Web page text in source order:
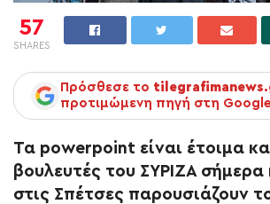
57
SHARES
Πρόσθεσε το
προτιμώμενη πηγή στη Google
Τα powerpoint είναι έτοιμα
βουλευτές του ΣΥΡΙΖΑ σήμερα
στις Σπέτσες παρουσιάζουν